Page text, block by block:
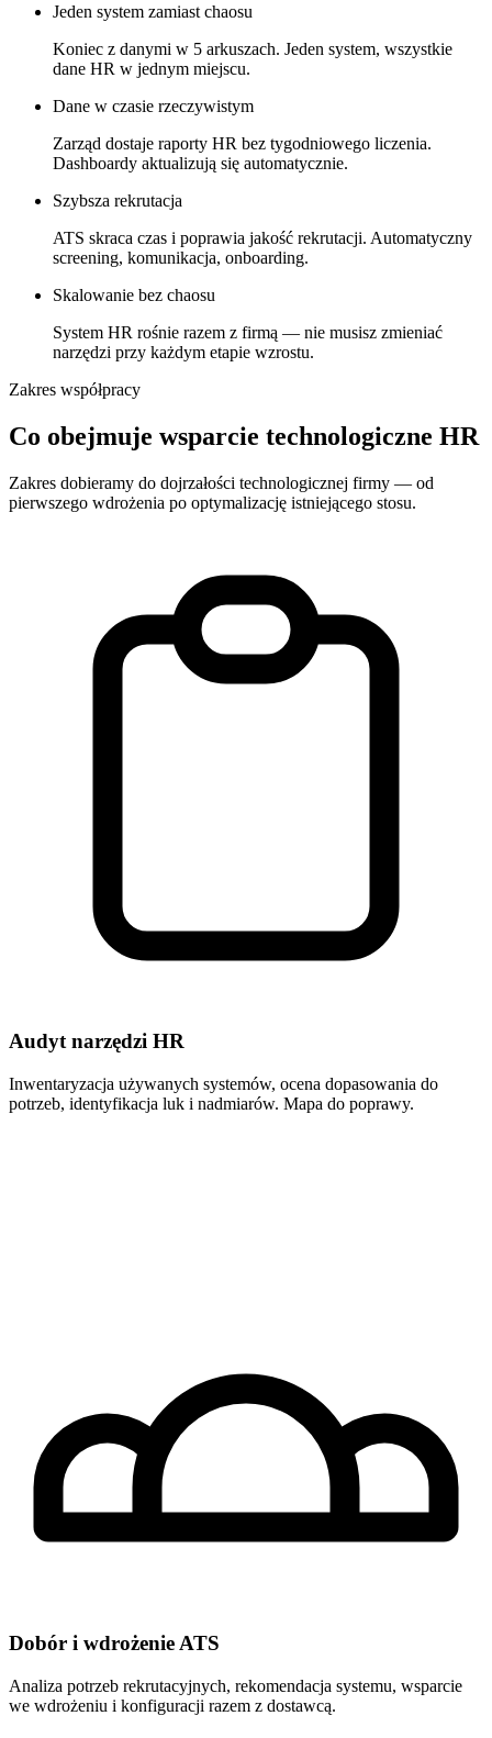
Jeden system zamiast chaosu
Koniec z danymi w 5 arkuszach. Jeden system, wszystkie
dane HR w jednym miejscu.
Dane w czasie rzeczywistym
Zarząd dostaje raporty HR bez tygodniowego liczenia.
Dashboardy aktualizują się automatycznie.
Szybsza rekrutacja
ATS skraca czas i poprawia jakość rekrutacji. Automatyczny
screening, komunikacja, onboarding.
Skalowanie bez chaosu
System HR rośnie razem z firmą — nie musisz zmieniać
narzędzi przy każdym etapie wzrostu.
Zakres współpracy
Co obejmuje wsparcie technologiczne HR
Zakres dobieramy do dojrzałości technologicznej firmy — od
pierwszego wdrożenia po optymalizację istniejącego stosu.
Audyt narzędzi HR
Inwentaryzacja używanych systemów, ocena dopasowania do
potrzeb, identyfikacja luk i nadmiarów. Mapa do poprawy.
Dobór i wdrożenie ATS
Analiza potrzeb rekrutacyjnych, rekomendacja systemu, wsparcie
we wdrożeniu i konfiguracji razem z dostawcą.